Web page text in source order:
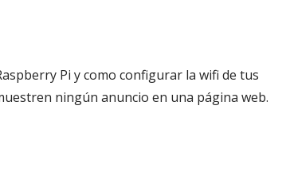
Pi y como configurar la wifi de tus
ningún anuncio en una página web.